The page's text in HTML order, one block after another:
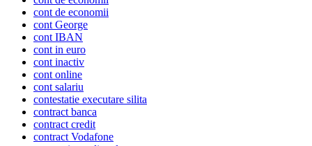
cont de economii
cont George
cont IBAN
cont in euro
cont inactiv
cont online
cont salariu
contestatie executare silita
contract banca
contract credit
contract Vodafone